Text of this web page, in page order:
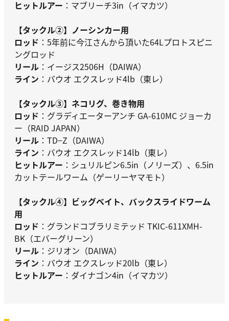
ヒットルアー ：マブリーチ3in（イマカツ）
【タックル②】ノーシンカー用
ロッド ：5年前に今江さんから頂いた64Lプロトスピニ
ングロッド
リール ：イージス2506H（DAIWA）
ライン ：バウオ エクスレッド4lb（東レ）
【タックル③】ネコリグ、巻き物用
ロッド ：グラディエーターアンチ GA-610MC ジョーカ
ー（RAID JAPAN）
リール ：TD−Z（DAIWA）
ライン ：バウオ エクスレッド14lb（東レ）
ヒットルアー ：シュリルピン6.5in（ノリーズ）、6.5in
カットテールワーム（ゲーリーヤマモト）
【タックル④】ビッグベイト、バックスライドワーム
用
ロッド ：グランドコブラリミテッド TKIC-611XMH-
BK（エバーグリーン）
リール ：ジリオン（DAIWA）
ライン ：バウオ エクスレッド20lb（東レ）
ヒットルアー ：ダイナゴン4in（イマカツ）